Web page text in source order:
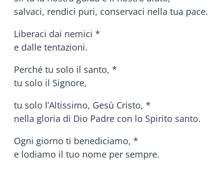
salvaci, rendici puri, conservaci nella tua pace.
Liberaci dai nemici *
e dalle tentazioni.
Perché tu solo il santo, *
tu solo il Signore,
tu solo l’Altissimo, Gesù Cristo, *
nella gloria di Dio Padre con lo Spirito santo.
Ogni giorno ti benediciamo, *
e lodiamo il tuo nome per sempre.